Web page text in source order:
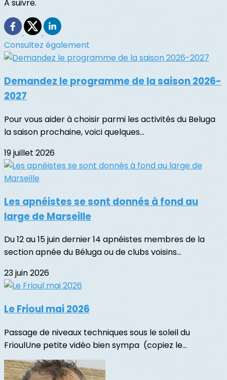
A suivre.
Consultez également
Demandez le programme de la saison 2026-
2027
Pour vous aider à choisir parmi les activités du Beluga
la saison prochaine, voici quelques...
19 juillet 2026
Les apnéistes se sont donnés à fond au
large de Marseille
Du 12 au 15 juin dernier 14 apnéistes membres de la
section apnée du Béluga ou de clubs voisins...
23 juin 2026
Le Frioul mai 2026
Passage de niveaux techniques sous le soleil du
FrioulUne petite vidéo bien sympa (copiez le...